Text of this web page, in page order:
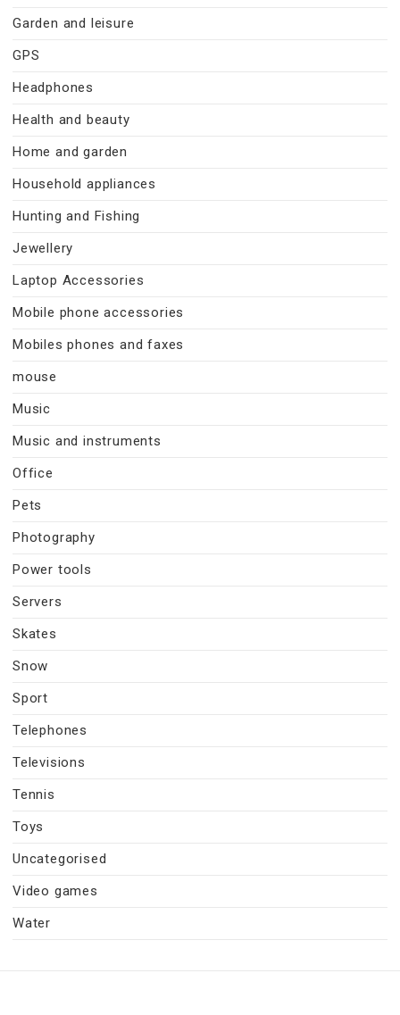
Garden and leisure
GPS
Headphones
Health and beauty
Home and garden
Household appliances
Hunting and Fishing
Jewellery
Laptop Accessories
Mobile phone accessories
Mobiles phones and faxes
mouse
Music
Music and instruments
Office
Pets
Photography
Power tools
Servers
Skates
Snow
Sport
Telephones
Televisions
Tennis
Toys
Uncategorised
Video games
Water